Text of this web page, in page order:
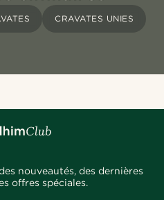
CRAVATES UNIES
nouveautés, des dernières
offres spéciales.